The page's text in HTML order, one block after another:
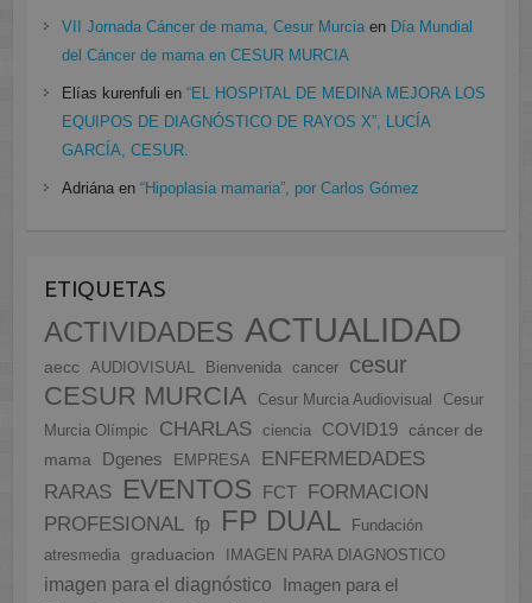
VII Jornada Cáncer de mama, Cesur Murciaen Día Mundial
del Cáncer de mama en CESUR MURCIA
Elías kurenfuli en “EL HOSPITAL DE MEDINA MEJORA LOS
EQUIPOS DE DIAGNÓSTICO DE RAYOS X”, LUCÍA
GARCÍA, CESUR.
Adriánaen “Hipoplasia mamaria”, por Carlos Gómez
ETIQUETAS
ACTIVIDADES ACTUALIDAD
aecc AUDIOVISUAL Bienvenida cancer cesur
CESUR MURCIA Cesur Murcia Audiovisual
Cesur
Murcia Olímpic
CHARLAS ciencia COVID19
cáncer de
mama
Dgenes EMPRESA
ENFERMEDADES
RARAS EVENTOS FCT
FORMACION
PROFESIONAL fp FP DUAL
Fundación
atresmedia
graduacion IMAGEN PARA DIAGNOSTICO
imagen para el diagnóstico
Imagen para el